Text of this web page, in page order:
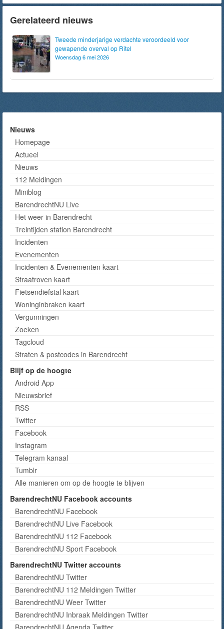
Gerelateerd nieuws
Tweede minderjarige verdachte veroordeeld voor
gewapende overval op Ritel
Woensdag 6 mei 2026
Nieuws
Homepage
Actueel
Nieuws
112 Meldingen
Miniblog
BarendrechtNU Live
Het weer in Barendrecht
Treintijden station Barendrecht
Incidenten
Evenementen
Incidenten & Evenementen kaart
Straatroven kaart
Fietsendiefstal kaart
Woninginbraken kaart
Vergunningen
Zoeken
Tagcloud
Straten & postcodes in Barendrecht
Blijf op de hoogte
Android App
Nieuwsbrief
RSS
Twitter
Facebook
Instagram
Telegram kanaal
Tumblr
Alle manieren om op de hoogte te blijven
BarendrechtNU Facebook accounts
BarendrechtNU Facebook
BarendrechtNU Live Facebook
BarendrechtNU 112 Facebook
BarendrechtNU Sport Facebook
BarendrechtNU Twitter accounts
BarendrechtNU Twitter
BarendrechtNU 112 Meldingen Twitter
BarendrechtNU Weer Twitter
BarendrechtNU Inbraak Meldingen Twitter
BarendrechtNU Agenda Twitter